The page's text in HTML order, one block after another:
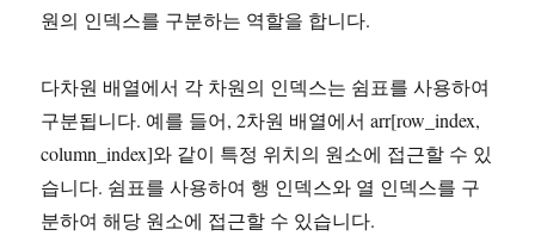
원의 인덱스를 구분하는 역할을 합니다.
다차원 배열에서 각 차원의 인덱스는 쉼표를 사용하여
구분됩니다. 예를 들어, 2차원 배열에서 arr[row_index,
column_index]와 같이 특정 위치의 원소에 접근할 수 있
습니다. 쉼표를 사용하여 행 인덱스와 열 인덱스를 구
분하여 해당 원소에 접근할 수 있습니다.